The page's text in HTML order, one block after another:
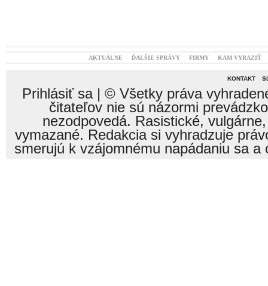
AKTUÁLNE ĎALŠIE SPRÁVY FIRMY KAM VYRAZIŤ
KONTAKT
Prihlásiť sa| © Všetky práva
čitateľov nie sú názormi
nezodpovedá. Rasistické,
vymazané. Redakcia si vyhradzuje
smerujú k vzájomnému napádaniu sa